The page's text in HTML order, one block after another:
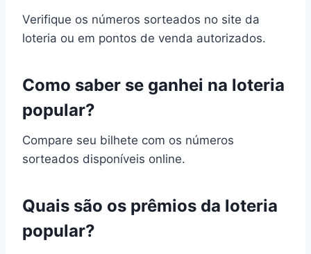
Verifique os números sorteados no site da
loteria ou em pontos de venda autorizados.
Como saber se ganhei na loteria
popular?
Compare seu bilhete com os números
sorteados disponíveis online.
Quais são os prêmios da loteria
popular?